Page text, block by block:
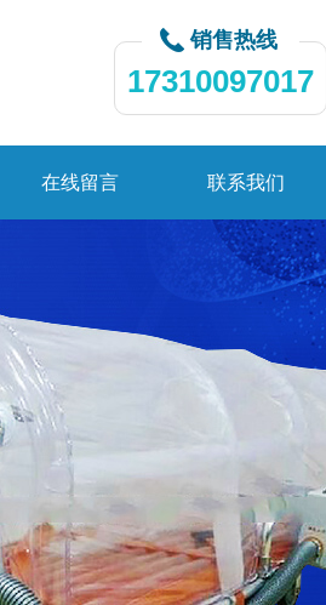
销售热线
17310097017
在线留言 联系我们